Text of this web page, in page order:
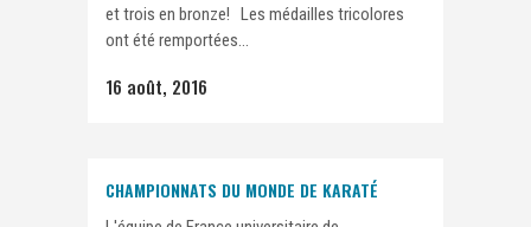
et trois en bronze! Les médailles tricolores
ont été remportées...
16 août, 2016
CHAMPIONNATS DU MONDE DE KARATÉ